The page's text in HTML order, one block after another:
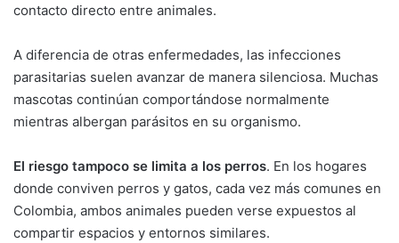
contacto directo entre animales.
A diferencia de otras enfermedades, las infecciones
parasitarias suelen avanzar de manera silenciosa. Muchas
mascotas continúan comportándose normalmente
mientras albergan parásitos en su organismo.
El riesgo tampoco se limita a los perros. En los hogares
donde conviven perros y gatos, cada vez más comunes en
Colombia, ambos animales pueden verse expuestos al
compartir espacios y entornos similares.